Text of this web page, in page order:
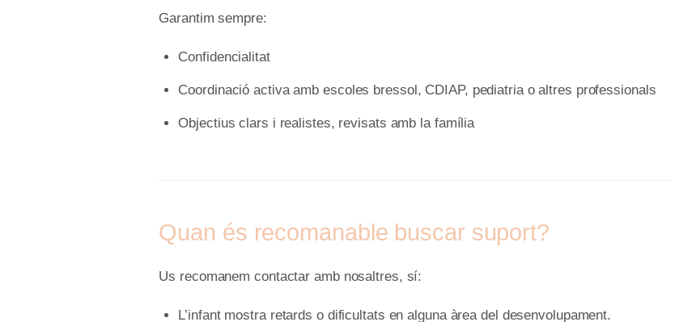
Garantim sempre:
Confidencialitat
Coordinació activa amb escoles bressol, CDIAP, pediatria o altres professionals
Objectius clars i realistes, revisats amb la família
Quan és recomanable buscar suport?
Us recomanem contactar amb nosaltres, sí:
L’infant mostra retards o dificultats en alguna àrea del desenvolupament.